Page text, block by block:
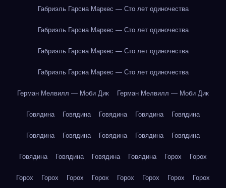
Габриэль Гарсиа Маркес — Сто лет одиночества
Габриэль Гарсиа Маркес — Сто лет одиночества
Габриэль Гарсиа Маркес — Сто лет одиночества
Габриэль Гарсиа Маркес — Сто лет одиночества
Герман Мелвилл — Моби Дик Герман Мелвилл — Моби Дик
Говядина Говядина Говядина Говядина Говядина
Говядина Говядина Говядина Говядина Говядина
Говядина Говядина Говядина Говядина Горох Горох
Горох Горох Горох Горох Горох Горох Горох Горох